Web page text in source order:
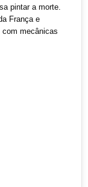
pintar a morte.
França e
mecânicas